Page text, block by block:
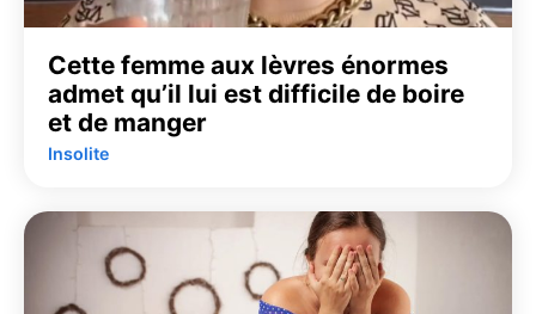
Cette femme aux lèvres énormes
admet qu’il lui est difficile de boire
et de manger
Insolite